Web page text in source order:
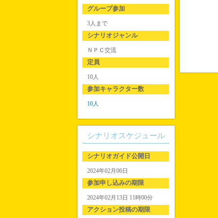
グループ参加
3人まで
シナリオジャンル
ＮＰＣ交流
定員
10人
参加キャラクター数
10人
シナリオスケジュール
シナリオガイド公開日
2024年02月06日
参加申し込みの期限
2024年02月13日 11時00分
アクション投稿の期限